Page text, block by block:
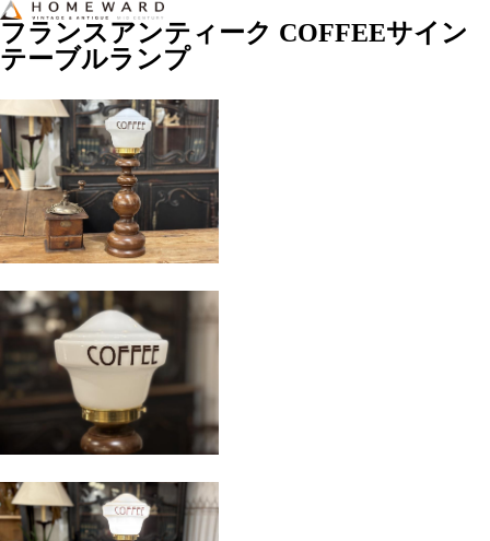
フランスアンティーク COFFEEサイン
テーブルランプ